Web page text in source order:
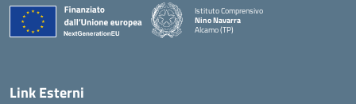
Istituto Comprensivo
Nino Navarra
Alcamo (TP)
Link Esterni